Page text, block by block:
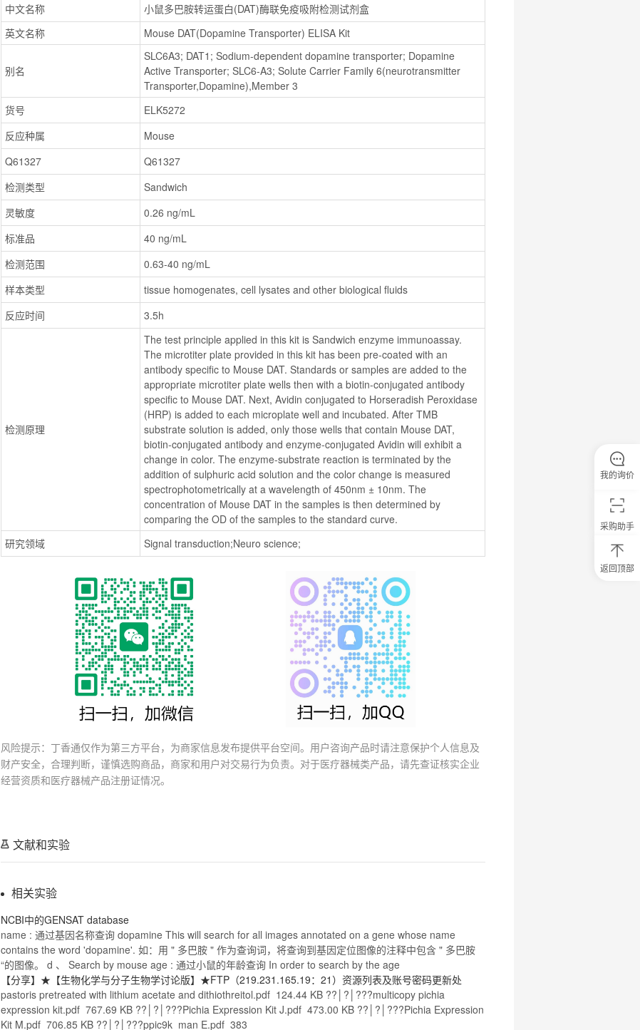
中文名称
小鼠多巴胺转运蛋白(DAT)酶联免疫吸附检测试剂盒
英文名称
Mouse DAT(Dopamine Transporter) ELISA Kit
别名
SLC6A3; DAT1; Sodium-dependent dopamine transporter; Dopamine
Active Transporter; SLC6-A3; Solute Carrier Family 6(neurotransmitter
Transporter,Dopamine),Member 3
货号
ELK5272
反应种属
Mouse
Q61327
Q61327
检测类型
Sandwich
灵敏度
0.26 ng/mL
标准品
40 ng/mL
检测范围
0.63-40 ng/mL
样本类型
tissue homogenates, cell lysates and other biological fluids
反应时间
3.5h
检测原理
The test principle applied in this kit is Sandwich enzyme immunoassay.
The microtiter plate provided in this kit has been pre-coated with an
antibody specific to Mouse DAT. Standards or samples are added to the
appropriate microtiter plate wells then with a biotin-conjugated antibody
specific to Mouse DAT. Next, Avidin conjugated to Horseradish Peroxidase
(HRP) is added to each microplate well and incubated. After TMB
substrate solution is added, only those wells that contain Mouse DAT,
biotin-conjugated antibody and enzyme-conjugated Avidin will exhibit a
change in color. The enzyme-substrate reaction is terminated by the
addition of sulphuric acid solution and the color change is measured
spectrophotometrically at a wavelength of 450nm ± 10nm. The
concentration of Mouse DAT in the samples is then determined by
comparing the OD of the samples to the standard curve.
研究领域
Signal transduction;Neuro science;
风险提示：丁香通仅作为第三方平台，为商家信息发布提供平台空间。用户咨询产品时请注意保护个人信息及
财产安全，合理判断，谨慎选购商品，商家和用户对交易行为负责。对于医疗器械类产品，请先查证核实企业
经营资质和医疗器械产品注册证情况。
文献和实验
相关实验
NCBI中的GENSAT database
name : 通过基因名称查询 dopamine This will search for all images annotated on a gene whose name
contains the word 'dopamine'. 如：用 " 多巴胺 " 作为查询词，将查询到基因定位图像的注释中包含 " 多巴胺
“的图像。 d 、 Search by mouse age : 通过小鼠的年龄查询 In order to search by the age
【分享】★【生物化学与分子生物学讨论版】★FTP（219.231.165.19：21）资源列表及账号密码更新处
pastoris pretreated with lithium acetate and dithiothreitol.pdf 124.44 KB ??│?│???multicopy pichia
expression kit.pdf 767.69 KB ??│?│???Pichia Expression Kit J.pdf 473.00 KB ??│?│???Pichia Expression
Kit M.pdf 706.85 KB ??│?│???ppic9k_man E.pdf 383
采购助手
返回顶部
我的询价